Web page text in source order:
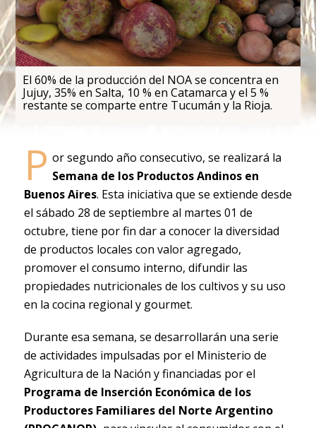
El 60% de la producción del NOA se concentra en
Jujuy, 35% en Salta, 10 % en Catamarca y el 5 %
restante se comparte entre Tucumán y la Rioja.
P or segundo año consecutivo, se realizará la
Semana de los Productos Andinos en
Buenos Aires. Esta iniciativa que se extiende desde
el sábado 28 de septiembre al martes 01 de
octubre, tiene por fin dar a conocer la diversidad
de productos locales con valor agregado,
promover el consumo interno, difundir las
propiedades nutricionales de los cultivos y su uso
en la cocina regional y gourmet.
Durante esa semana, se desarrollarán una serie
de actividades impulsadas por el Ministerio de
Agricultura de la Nación y financiadas por el
Programa de Inserción Económica de los
Productores Familiares del Norte Argentino